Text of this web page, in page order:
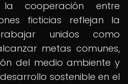
cooperación entre
ficticias reflejan la
unidos como
metas comunes,
del medio ambiente y
sostenible en el